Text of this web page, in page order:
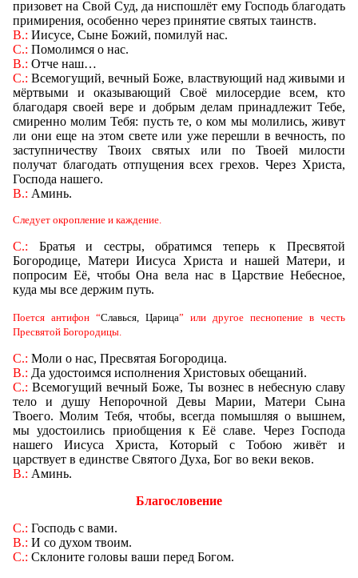
призовет на Свой Суд, да ниспошлёт ему Господь благодать
примирения, особенно через принятие святых таинств.
В.: Иисусе, Сыне Божий, помилуй нас.
С.: Помолимся о нас.
В.: Отче наш…
С.: Всемогущий, вечный Боже, властвующий над живыми и
мёртвыми и оказывающий Своё милосердие всем, кто
благодаря своей вере и добрым делам принадлежит Тебе,
смиренно молим Тебя: пусть те, о ком мы молились, живут
ли они еще на этом свете или уже перешли в вечность, по
заступничеству Твоих святых или по Твоей милости
получат благодать отпущения всех грехов. Через Христа,
Господа нашего.
В.: Аминь.
Следует окропление и каждение.
С.: Братья и сестры, обратимся теперь к Пресвятой
Богородице, Матери Иисуса Христа и нашей Матери, и
попросим Её, чтобы Она вела нас в Царствие Небесное,
куда мы все держим путь.
Поется антифон “Славься, Царица” или другое песнопение в честь
Пресвятой Богородицы.
С.: Моли о нас, Пресвятая Богородица.
В.: Да удостоимся исполнения Христовых обещаний.
С.: Всемогущий вечный Боже, Ты вознес в небесную славу
тело и душу Непорочной Девы Марии, Матери Сына
Твоего. Молим Тебя, чтобы, всегда помышляя о вышнем,
мы удостоились приобщения к Её славе. Через Господа
нашего Иисуса Христа, Который с Тобою живёт и
царствует в единстве Святого Духа, Бог во веки веков.
В.: Аминь.
Благословение
С.: Господь с вами.
В.: И со духом твоим.
С.: Склоните головы ваши перед Богом.